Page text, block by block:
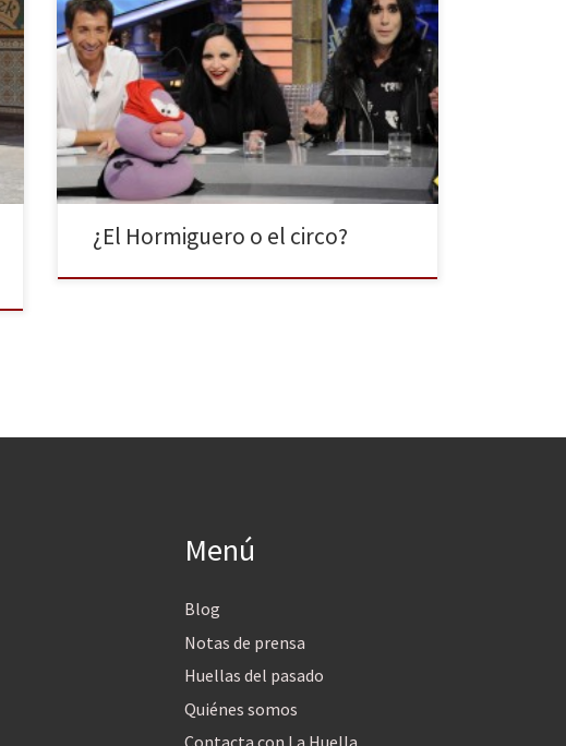
El programa conducido por Pablo Motos que combina
las risas, el acercamiento a los personajes famosos del
mundo y los experimentos de ciencia, es uno de los
programas de entretenimiento más consolidados en
la actualidad de la televisión. Pero… ¿es todo bueno
en este programa? “El Hormiguero es un lugar […]
¿El Hormiguero o el circo?
Menú
Blog
Notas de prensa
Huellas del pasado
Quiénes somos